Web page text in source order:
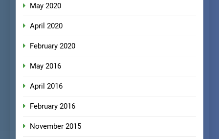
May 2020
April 2020
February 2020
May 2016
April 2016
February 2016
November 2015